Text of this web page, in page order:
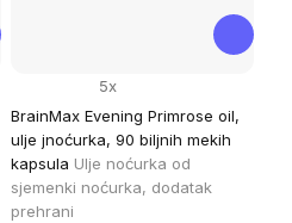
BrainMax Evening Primrose oil,
ulje jnoćurka, 90 biljnih mekih
kapsula Ulje noćurka od
sjemenki noćurka, dodatak
prehrani
5x